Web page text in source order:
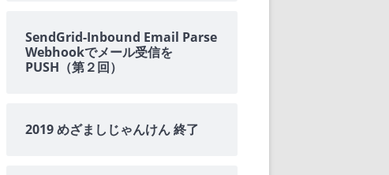
SendGrid-Inbound Email Parse
Webhookでメール受信を
PUSH（第２回）
2019 めざましじゃんけん 終了